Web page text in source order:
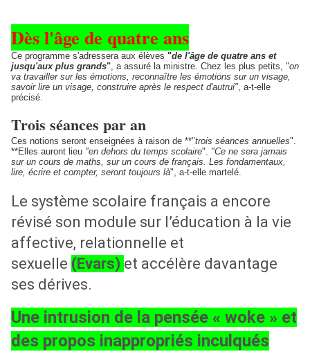
Dès l'âge de quatre ans
Ce programme s'adressera aux élèves "de l'âge de quatre ans et
jusqu'aux plus grands", a assuré la ministre. Chez les plus petits, "on
va travailler sur les émotions, reconnaître les émotions sur un visage,
savoir lire un visage, construire après le respect d'autrui", a-t-elle
précisé.
Trois séances par an
Ces notions seront enseignées à raison de **"trois séances annuelles".
**Elles auront lieu "en dehors du temps scolaire". "Ce ne sera jamais
sur un cours de maths, sur un cours de français. Les fondamentaux,
lire, écrire et compter, seront toujours là", a-t-elle martelé.
Le système scolaire français a encore
révisé son module sur l’éducation à la vie
affective, relationnelle et
sexuelle (Evars) et accélère davantage
ses dérives.
Une intrusion de la pensée « woke » et
des propos inappropriés inculqués